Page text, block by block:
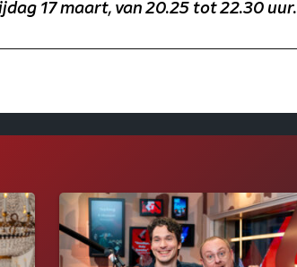
17 maart, van 20.25 tot 22.30 uur.